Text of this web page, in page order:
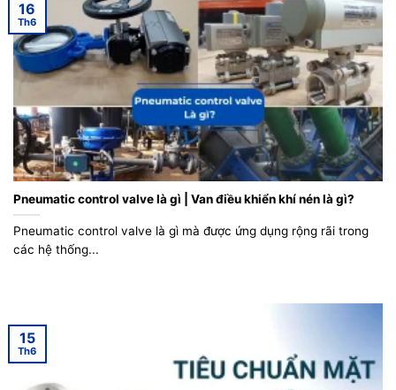
Pneumatic control valve là gì | Van điều khiển khí nén là gì?
Pneumatic control valve là gì mà được ứng dụng rộng rãi trong
các hệ thống...
16
Th6
15
Th6